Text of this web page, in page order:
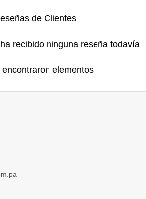
de Clientes
recibido ninguna reseña todavía
encontraron elementos